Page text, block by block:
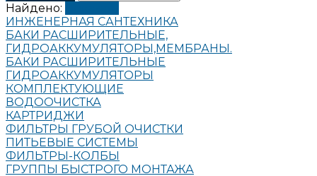
Найдено:
ИНЖЕНЕРНАЯ САНТЕХНИКА
БАКИ РАСШИРИТЕЛЬНЫЕ,
ГИДРОАККУМУЛЯТОРЫ,МЕМБРАНЫ.
БАКИ РАСШИРИТЕЛЬНЫЕ
ГИДРОАККУМУЛЯТОРЫ
КОМПЛЕКТУЮЩИЕ
ВОДООЧИСТКА
КАРТРИДЖИ
ФИЛЬТРЫ ГРУБОЙ ОЧИСТКИ
ПИТЬЕВЫЕ СИСТЕМЫ
ФИЛЬТРЫ-КОЛБЫ
ГРУППЫ БЫСТРОГО МОНТАЖА